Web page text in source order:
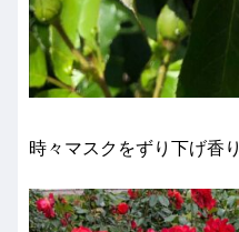
時々マスクをずり下げ香